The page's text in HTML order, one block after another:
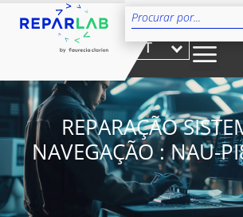
PT
REPARAÇÃO
NAVEGAÇÃO : NAU-